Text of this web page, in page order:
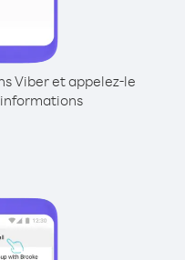
Viber et appelez-le